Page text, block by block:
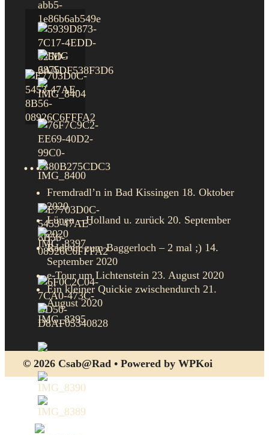
…
Fremdradl’n in Bad Kissingen 18. Oktober
2020
Lünen – Holland u. zurück 20. September
2020
Radtour zum Baggerloch – 2 mal ;) 14.
September 2020
e-Tour um Lichtenstein 23. August 2020
Ein kleiner Quickie zwischendurch 21.
August 2020
© 2026 Csab@Rad • Powered by WPKoi